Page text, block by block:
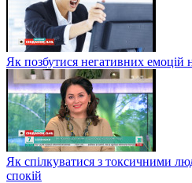
Як позбутися негативних емоцій
Як спілкуватися з токсичними
спокій